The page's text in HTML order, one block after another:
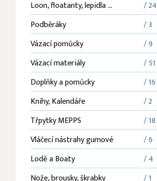
Loon, floatanty, lepidla ...
/ 24
Podběráky
/ 3
Vázací pomůcky
/ 9
Vázací materiály
/ 51
Doplňky a pomůcky
/ 16
Knihy, Kalendáře
/ 2
Třpytky MEPPS
/ 18
Vláčecí nástrahy gumové
/ 6
Lodě a Boaty
/ 4
Nože, brousky, škrabky
/ 1